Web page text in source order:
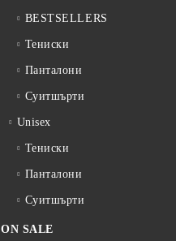
BESTSELLERS
Тениски
Панталони
Суитшърти
Unisex
Тениски
Панталони
Суитшърти
ON SALE